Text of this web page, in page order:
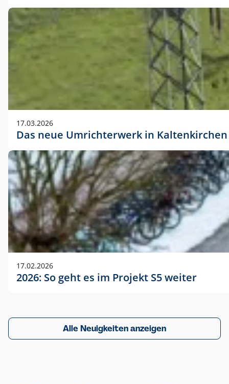
17.03.2026
Das neue Umrichterwerk in Kaltenkirchen
17.02.2026
2026: So geht es im Projekt S5 weiter
Alle Neuigkeiten anzeigen